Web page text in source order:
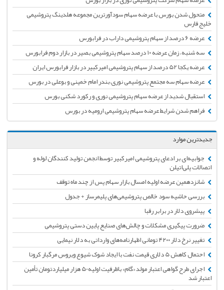
متحول شدن بورس با عرضه سهام سودآورترین مجموعه هلدینگ پتروشیمی
خلیج فارس
عرضه ۶ درصد از سهام پتروشیمی داراب در فرابورس
سه شنبه، زمان عرضه ۱۰ درصد سهام پتروشیمی بصیر در بازار دوم فرابورس
عرضه یکجا 52 درصد از سهام پتروشیمی امیرکبیر در بازار فرابورس ایران
عرضه سهام سه مجتمع پتروشیمی نوری،بندر امام خمینی و بوعلی در بورس
استقبال شدید از عرضه سهام پتروشیمی نوری و رکورد شکنی بورس
فراهم شدن شرایط عرضه سهام پتروشیمی ارومیه در بورس
جدیدترین موارد
جوابیه‌ای بر ادعای پتروشیمی امیرکبیر توسط انجمن تولید کنندگان لوله و
اتصالات پلی‌اتیلن
شانزدهمین عرضه اولیه امسال بازار سهام پس از چند ماه توقف
بررسی حاشیه سود خالص پتروشیمی‌های پلیمرساز + جدول
پیشروی دلار در برابر رقبا
ضرورت پیگیری مشکلات و چالش‌های صنایع پایین دستی پتروشیمی
تغییر نرخ دلار ۴۲۰۰ تومانی اظهارنامه‌های وارداتی به دلار نیمایی
احتمال کاهش 5 دلاری قیمت نفت با ایجاد شوک شیوع ویروس مرگبار کرونا
اجرای طرح گواهی اعتبار مولد «گام» باظرفیت اولیه50 هزار میلیاردتومان تأمین
اعتبار شد